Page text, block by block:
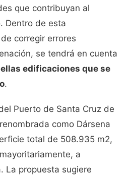
que contribuyan al
Dentro de esta
corregir errores
se tendrá en cuenta
edificaciones que se
.
Puerto de Santa Cruz de
como Dársena
total de 508.935 m2,
a
La propuesta sugiere